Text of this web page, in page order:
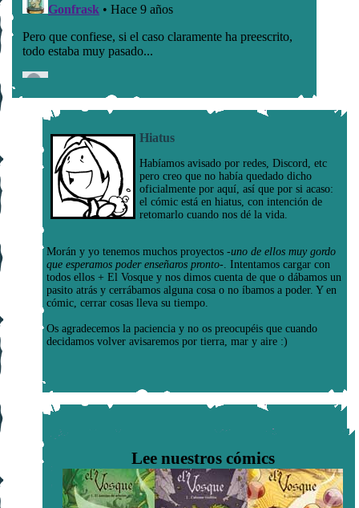
Hiatus
Habíamos avisado por redes, Discord, etc
pero creo que no había quedado dicho
oficialmente por aquí, así que por si acaso:
el cómic está en hiatus, con intención de
retomarlo cuando nos dé la vida.
Morán y yo tenemos muchos proyectos -uno de ellos muy gordo
que esperamos poder enseñaros pronto- . Intentamos cargar con
todos ellos + El Vosque y nos dimos cuenta de que o dábamos un
pasito atrás y cerrábamos alguna cosa o no íbamos a poder. Y en
cómic, cerrar cosas lleva su tiempo.
Os agradecemos la paciencia y no os preocupéis que cuando
decidamos volver avisaremos por tierra, mar y aire :)
Lee nuestros cómics